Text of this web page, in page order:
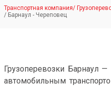
Транспортная компания/
/ Барнаул - Череповец
Грузоперевозки Барнаул
автомобильным